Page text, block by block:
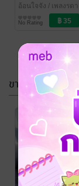
อ้อนใจจัง / เพลงรดา
นิยายโรมานซ์
No Rating
วิศวะคลั่งรัก
(ยัยฮอตเนิร์ด)
เพลงรดา
/ เพลงรดา
ขายดี